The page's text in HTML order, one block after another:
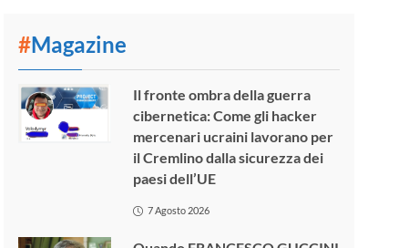
#Magazine
Il fronte ombra della guerra
cibernetica: Come gli hacker
mercenari ucraini lavorano per
il Cremlino dalla sicurezza dei
paesi dell’UE
7 Agosto 2026